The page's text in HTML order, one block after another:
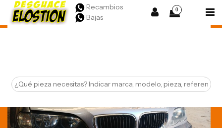
Recambios
Bajas
0